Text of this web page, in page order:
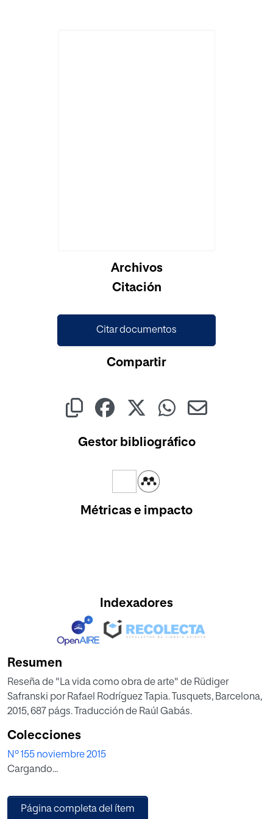
Archivos
Citación
Citar documentos
Compartir
Gestor bibliográfico
Métricas e impacto
Indexadores
Resumen
Reseña de "La vida como obra de arte" de Rüdiger
Safranski por Rafael Rodríguez Tapia. Tusquets, Barcelona,
2015, 687 págs. Traducción de Raúl Gabás.
Colecciones
Nº 155 noviembre 2015
Cargando...
Página completa del ítem